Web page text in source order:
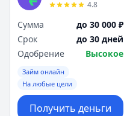
4.8
Сумма
до 30 000 ₽
Срок
до 30 дней
Одобрение
Высокое
Займ онлайн
На любые цели
Получить деньги